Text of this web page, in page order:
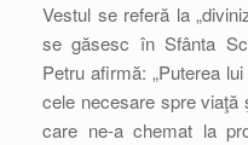
Vestul se referă la
se găsesc în Sfânta
Petru afirmă: „Puterea
cele necesare spre viaţă
care ne-a chemat la